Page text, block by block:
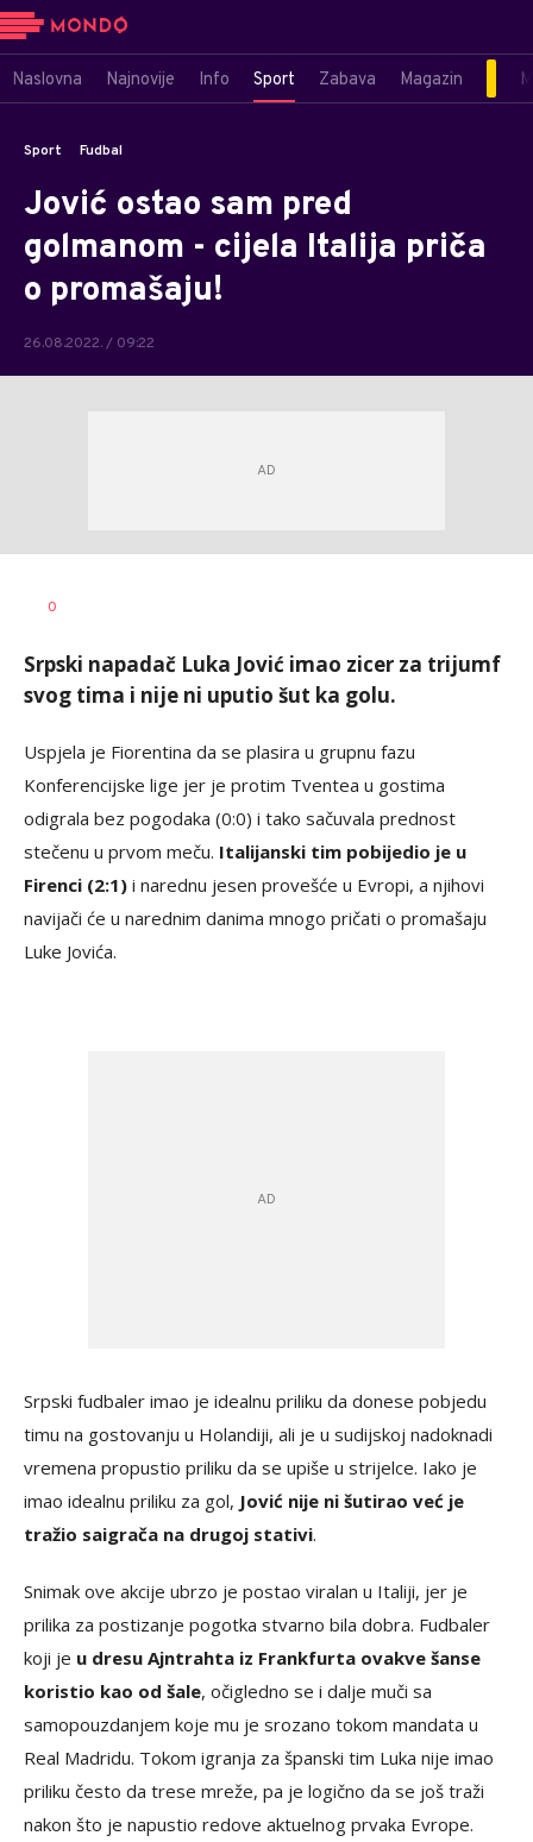
Naslovna Najnovije Info Sport Zabava Magazin
Sport Fudbal
Jović ostao sam pred
golmanom - cijela Italija priča
o promašaju!
26.08.2022. / 09:22
AUTOR
0
Srpski napadač Luka Jović imao zicer za trijumf
svog tima i nije ni uputio šut ka golu.
Uspjela je Fiorentina da se plasira u grupnu fazu
Konferencijske lige jer je protim Tventea u gostima
odigrala bez pogodaka (0:0) i tako sačuvala prednost
stečenu u prvom meču. Italijanski tim pobijedio je u
Firenci (2:1) i narednu jesen provešće u Evropi, a njihovi
navijači će u narednim danima mnogo pričati o promašaju
Luke Jovića.
Srpski fudbaler imao je idealnu priliku da donese pobjedu
timu na gostovanju u Holandiji, ali je u sudijskoj nadoknadi
vremena propustio priliku da se upiše u strijelce. Iako je
imao idealnu priliku za gol, Jović nije ni šutirao već je
tražio saigrača na drugoj stativi.
Snimak ove akcije ubrzo je postao viralan u Italiji, jer je
prilika za postizanje pogotka stvarno bila dobra. Fudbaler
koji je u dresu Ajntrahta iz Frankfurta ovakve šanse
koristio kao od šale, očigledno se i dalje muči sa
samopouzdanjem koje mu je srozano tokom mandata u
Real Madridu. Tokom igranja za španski tim Luka nije imao
priliku često da trese mreže, pa je logično da se još traži
nakon što je napustio redove aktuelnog prvaka Evrope.